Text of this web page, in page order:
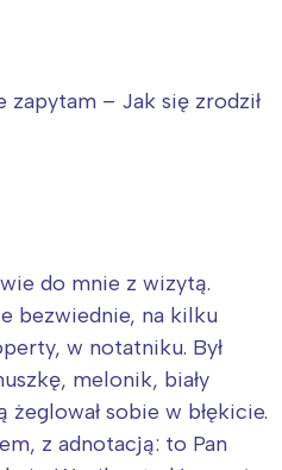
zapytam – Jak się zrodził
do mnie z wizytą.
bezwiednie, na kilku
w notatniku. Był
melonik, biały
sobie w błękicie.
z adnotacją: to Pan